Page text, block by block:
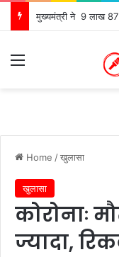
Menu
Home /खुलासा
खुलासा
कोरोनाः
ज्यादा,